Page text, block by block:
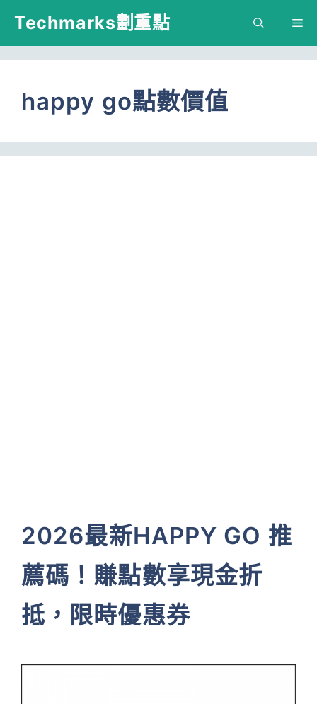
跳
主
容
Techmarks劃重點
happy go點數價值
2026最新HAPPY GO 推
薦碼！賺點數享現金折
抵，限時優惠券